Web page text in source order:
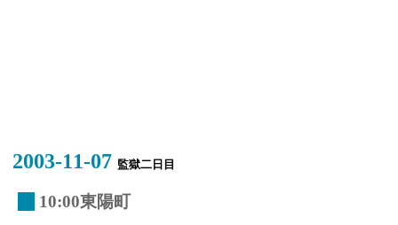
2003-11-07 監獄二日目
10:00東陽町